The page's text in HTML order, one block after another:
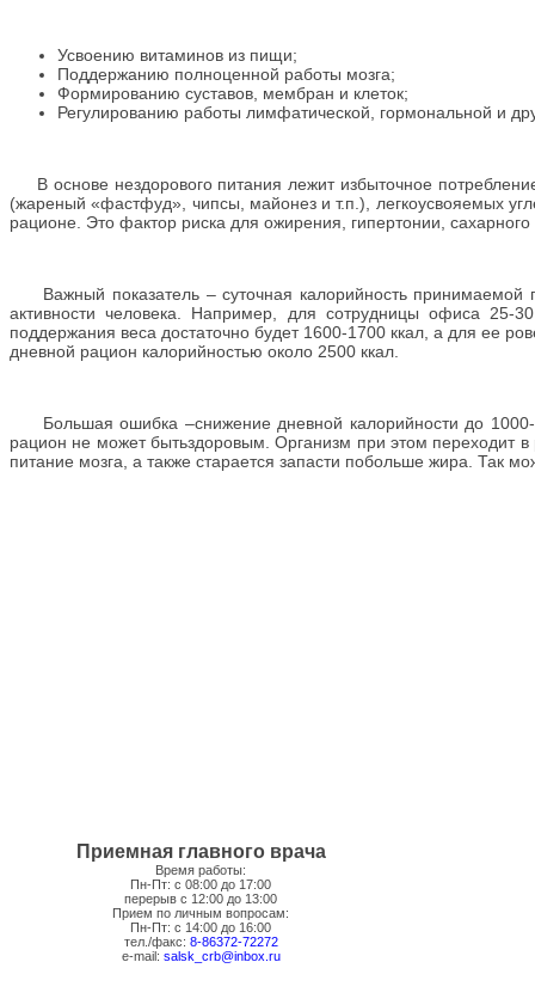
Усвоению витаминов из пищи;
Поддержанию полноценной работы мозга;
Формированию суставов, мембран и клеток;
Регулированию работы лимфатической, гормональной и
В основе нездорового питания лежит избыточное
(жареный «фастфуд», чипсы, майонез и т.п.), легкоусвояемых
рационе. Это фактор риска для ожирения, гипертонии,
Важный показатель – суточная калорийность принимаемой
активности человека. Например, для сотрудницы офиса 25-
поддержания веса достаточно будет 1600-1700 ккал, а для ее
дневной рацион калорийностью около 2500 ккал.
Большая ошибка –снижение дневной калорийности до 1000-
рацион не может бытьздоровым. Организм при этом переходит
питание мозга, а также старается запасти побольше жира. Так
Приемная главного врача
Время работы:
Пн-Пт: с 08:00 до 17:00
перерыв с 12:00 до 13:00
Прием по личным вопросам:
Пн-Пт: с 14:00 до 16:00
тел./факс: 8-86372-72272
e-mail: salsk_crb@inbox.ru